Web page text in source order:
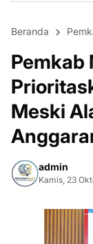
Beranda
Pemkab
Meski
admin
Kamis, 23